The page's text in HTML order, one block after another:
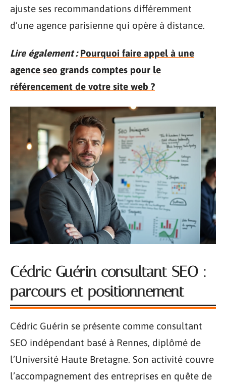
ajuste ses recommandations différemment
d’une agence parisienne qui opère à distance.
Lire également : Pourquoi faire appel à une
agence seo grands comptes pour le
référencement de votre site web ?
Cédric Guérin consultant SEO :
parcours et positionnement
Cédric Guérin se présente comme consultant
SEO indépendant basé à Rennes, diplômé de
l’Université Haute Bretagne. Son activité couvre
l’accompagnement des entreprises en quête de